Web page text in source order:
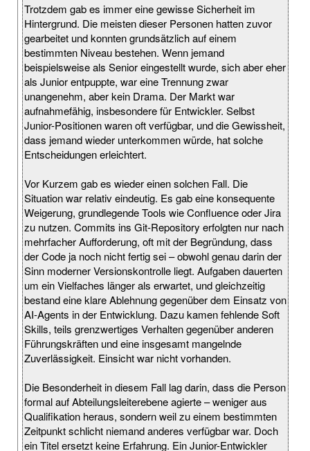
Trotzdem gab es immer eine gewisse Sicherheit im
Hintergrund. Die meisten dieser Personen hatten zuvor
gearbeitet und konnten grundsätzlich auf einem
bestimmten Niveau bestehen. Wenn jemand
beispielsweise als Senior eingestellt wurde, sich aber eher
als Junior entpuppte, war eine Trennung zwar
unangenehm, aber kein Drama. Der Markt war
aufnahmefähig, insbesondere für Entwickler. Selbst
Junior-Positionen waren oft verfügbar, und die Gewissheit,
dass jemand wieder unterkommen würde, hat solche
Entscheidungen erleichtert.
Vor Kurzem gab es wieder einen solchen Fall. Die
Situation war relativ eindeutig. Es gab eine konsequente
Weigerung, grundlegende Tools wie Confluence oder Jira
zu nutzen. Commits ins Git-Repository erfolgten nur nach
mehrfacher Aufforderung, oft mit der Begründung, dass
der Code ja noch nicht fertig sei – obwohl genau darin der
Sinn moderner Versionskontrolle liegt. Aufgaben dauerten
um ein Vielfaches länger als erwartet, und gleichzeitig
bestand eine klare Ablehnung gegenüber dem Einsatz von
AI-Agents in der Entwicklung. Dazu kamen fehlende Soft
Skills, teils grenzwertiges Verhalten gegenüber anderen
Führungskräften und eine insgesamt mangelnde
Zuverlässigkeit. Einsicht war nicht vorhanden.
Die Besonderheit in diesem Fall lag darin, dass die Person
formal auf Abteilungsleiterebene agierte – weniger aus
Qualifikation heraus, sondern weil zu einem bestimmten
Zeitpunkt schlicht niemand anderes verfügbar war. Doch
ein Titel ersetzt keine Erfahrung. Ein Junior-Entwickler